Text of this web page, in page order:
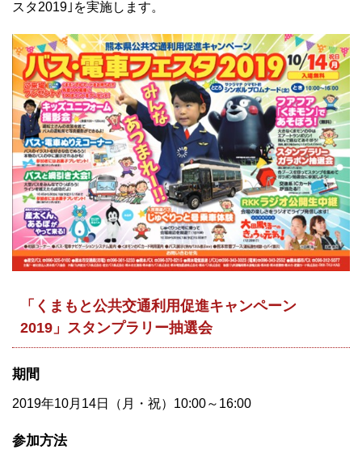
スタ2019｣を実施します。
「くまもと公共交通利用促進キャンペーン
2019」スタンプラリー抽選会
期間
2019年10月14日（月・祝）10:00～16:00
参加方法